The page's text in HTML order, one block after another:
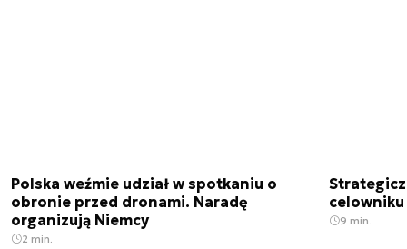
Polska weźmie udział w spotkaniu o
obronie przed dronami. Naradę
organizują Niemcy
2 min.
9 min.